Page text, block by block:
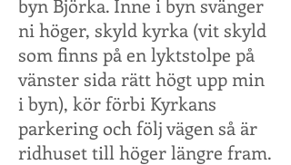
byn Björka. Inne i byn svänger
ni höger, skyld kyrka (vit skyld
som finns på en lyktstolpe på
vänster sida rätt högt upp min
i byn), kör förbi Kyrkans
parkering och följ vägen så är
ridhuset till höger längre fram.